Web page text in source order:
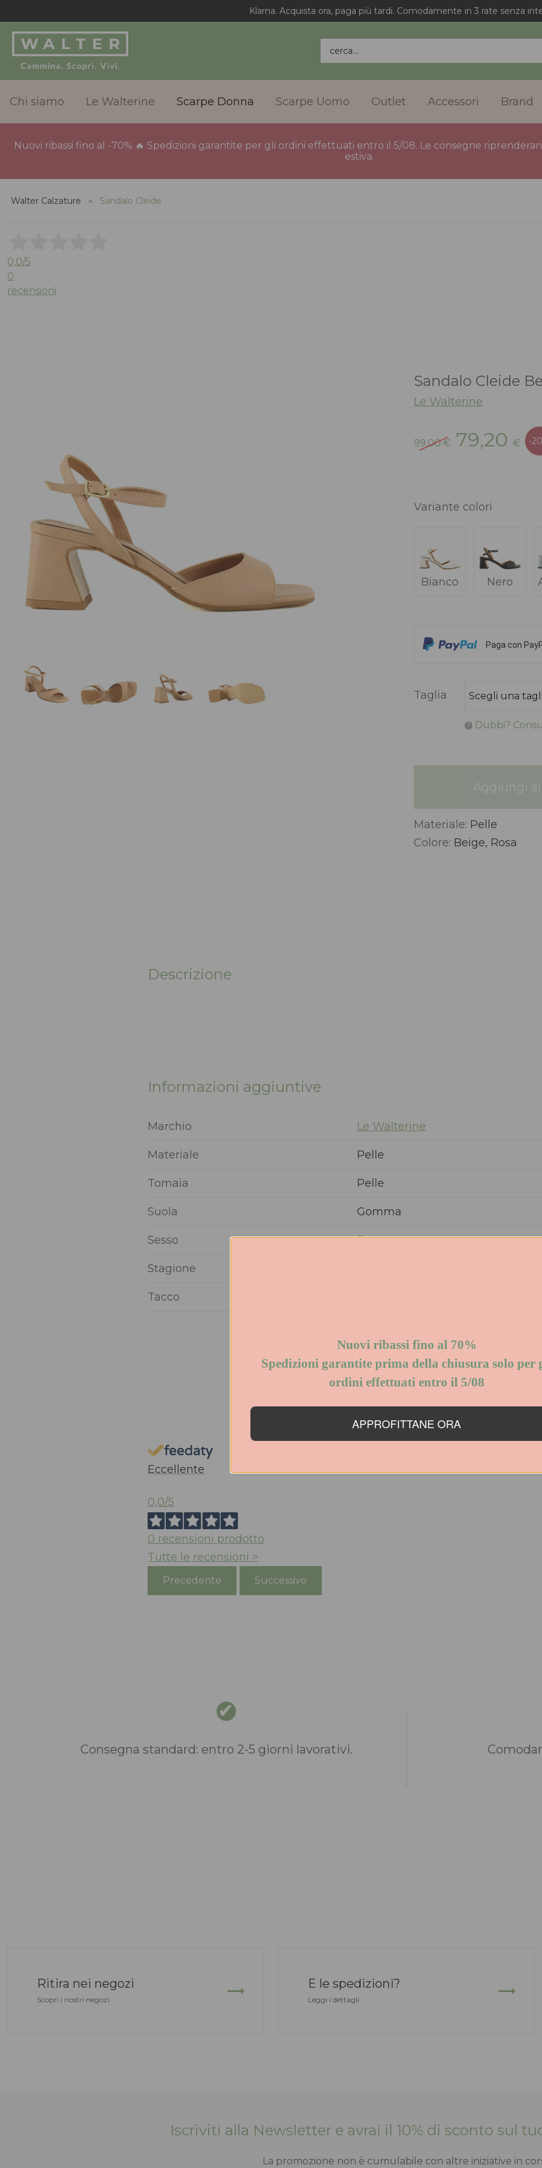
Klarna. Acquista ora, paga più tardi. Comodamente in 3 rate senza
cerca...
Chi siamo Le Walterine Scarpe Donna Scarpe Uomo Outlet Accessori Brand
Nuovi ribassi fino al -70% 🔥 Spedizioni garantite per gli ordini effettuati entro il 5/08. Le consegne
estiva.
Walter Calzature Sandalo Cleide
0,0/5
0
recensioni
Sandalo Cleide
Le Walterine
99,00€
Il
prezzo
99,00 €.
79,20 €
Il
-
Variante colori
Bianco Nero
Paga con
Taglia
Dubbi?
Aggiungi
Alternative:
Materiale: Pelle
Colore: Beige, Rosa
Descrizione
Informazioni aggiuntive
Marchio Le Walterine
Materiale Pelle
Tomaia Pelle
Suola Gomma
Sesso Donna
Stagione
Tacco
Eccellente
0,0/5
0 recensioni prodotto
Tutte le recensioni >
Precedente Successivo
Consegna standard: entro 2-5 giorni lavorativi.
Ritira nei negozi
Scopri i nostri negozi
E le spedizioni?
Leggi i dettagli
Iscriviti alla Newsletter e avrai il 10% di sconto sul
La promozione non è cumulabile con altre iniziative in
Nuovi ribassi fino al 70%
Spedizioni garantite prima della chiusura
per gli ordini effettuati entro il 5/08
APPROFITTANE ORA